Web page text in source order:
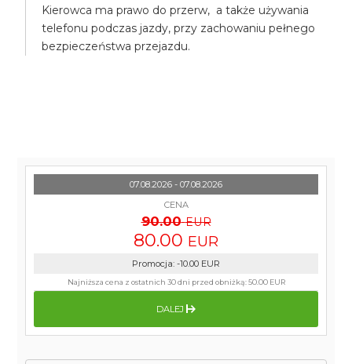
Kierowca ma prawo do przerw, a także używania
telefonu podczas jazdy, przy zachowaniu pełnego
bezpieczeństwa przejazdu.
07.08.2026 - 07.08.2026
CENA
90.00 EUR
80.00 EUR
Promocja: -10.00 EUR
Najniższa cena z ostatnich 30 dni przed obniżką:50.00 EUR
DALEJ